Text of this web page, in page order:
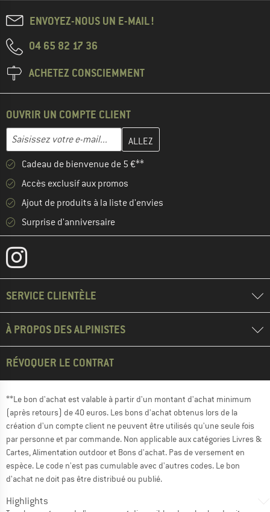
ENVOYEZ-NOUS UN E-MAIL !
04 65 82 17 36
ACHETEZ CONSCIEMMENT
OUVRIR UN COMPTE CLIENT
Adresse e-mail
Entrez votre adresse e-mail ici et créez votre compte client à la
Cadeau de bienvenue de 5 €**
Accès exclusif aux promos
Ajout de produits à la liste d'envies
Surprise d'anniversaire
SERVICE CLIENTÈLE
À PROPOS DES ALPINISTES
RÉVOQUER LE CONTRAT
**Le bon d'achat est valable à partir d'un montant d'achat minimum
(après retours) de 40 euros. Les bons d'achat obtenus lors de la
création d'un compte client ne peuvent être utilisés qu'une seule fois
par personne et par commande. Non applicable aux catégories Livres &
Cartes, Alimentation outdoor et Bons d'achat. Pas de versement en
espèce. Le code n'est pas cumulable avec d'autres codes. Le bon
d'achat ne doit pas être distribué ou publié.
Highlights